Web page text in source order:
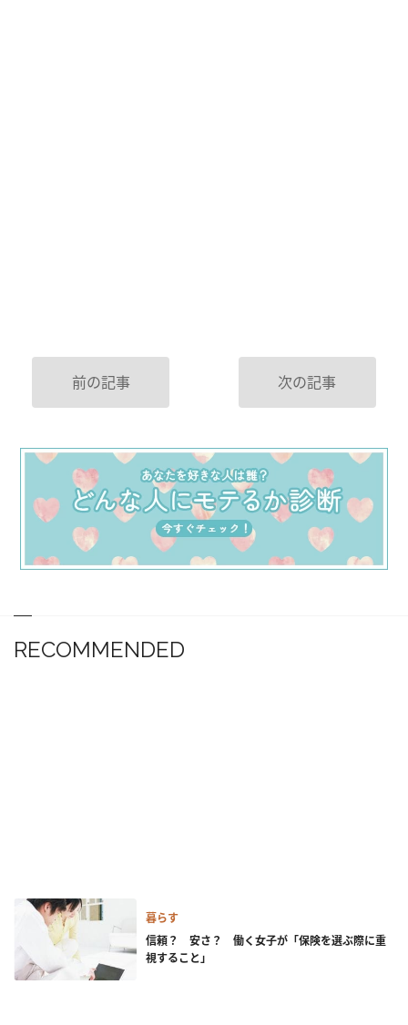
前の記事 次の記事
RECOMMENDED
暮らす
信頼？ 安さ？ 働く女子が「保険を選ぶ際に重
視すること」